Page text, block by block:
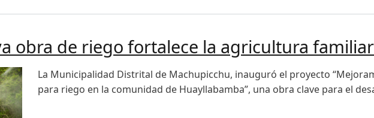
obra de riego fortalece la agricultura
La Municipalidad Distrital de Machupicchu, inauguró el proyecto
para riego en la comunidad de Huayllabamba”, una obra clave para el